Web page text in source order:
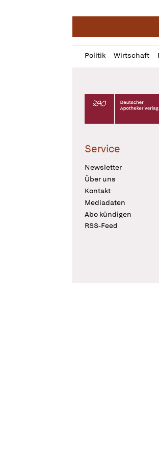
Politik Wirtschaft
Profil
öffnen
Daz
Pur
Deutscher
Service
Newsletter
Über uns
Kontakt
Mediadaten
Abo kündigen
RSS-Feed